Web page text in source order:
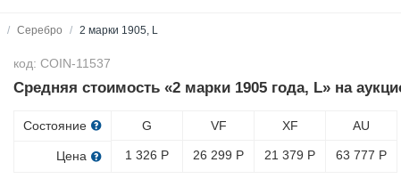
/ Серебро / 2 марки 1905, L
код: COIN-11537
Средняя стоимость «2 марки 1905 года, L» на
Состояние
Цена
G
1 326 Р
VF
26 299 Р
XF
21 379 Р
AU
63 777 Р